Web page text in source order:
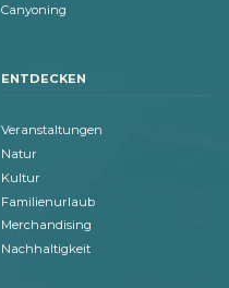
Canyoning
ENTDECKEN
Veranstaltungen
Natur
Kultur
Familienurlaub
Merchandising
Nachhaltigkeit